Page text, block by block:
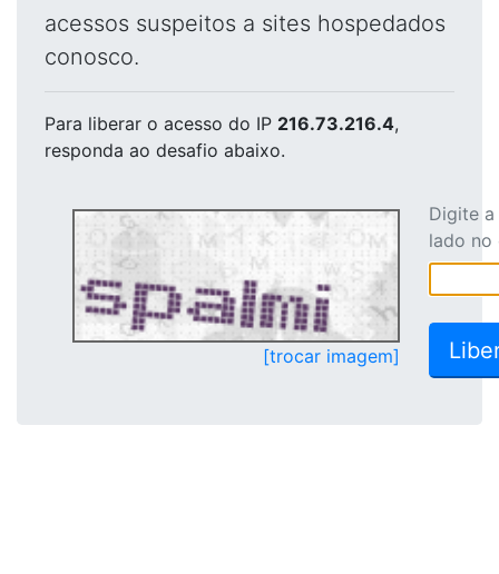
acessos suspeitos a sites hospedados
conosco.
Para liberar o acesso do IP 216.73.216.4,
responda ao desafio abaixo.
[trocar imagem]
Digite
lado no